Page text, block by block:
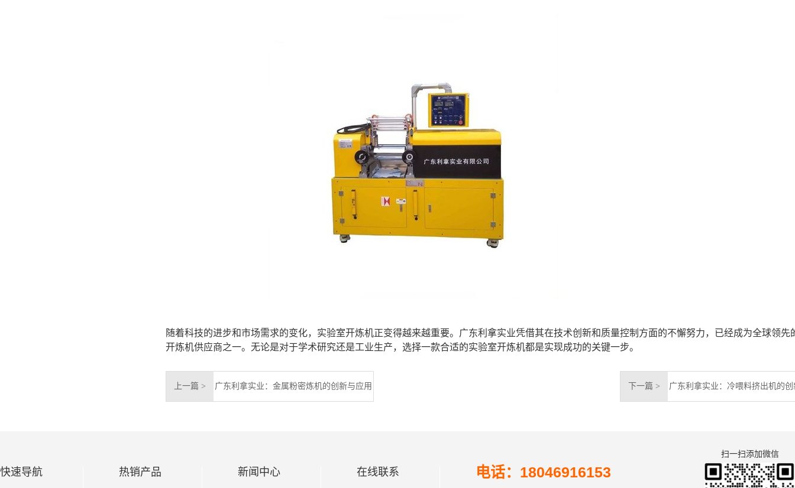
随着科技的进步和市场需求的变化，实验室开炼机正变得越来越重要。广东利拿实业凭借其在技术创新和质量控制方面的不懈努力，已经成为全球领先
开炼机供应商之一。无论是对于学术研究还是工业生产，选择一款合适的实验室开炼机都是实现成功的关键一步。
上一篇 > 广东利拿实业：金属粉密炼机的创新与应用 下一篇 > 广东利拿实业：冷喂料挤出机的
快速导航 热销产品 新闻中心 在线联系 电话：18046916153
扫一扫添加微信